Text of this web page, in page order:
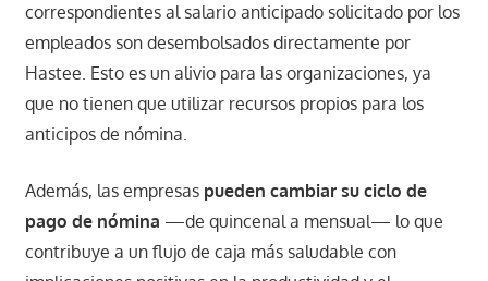
correspondientes al salario anticipado solicitado por los
empleados son desembolsados directamente por
Hastee. Esto es un alivio para las organizaciones, ya
que no tienen que utilizar recursos propios para los
anticipos de nómina.
Además, las empresas pueden cambiar su ciclo de
pago de nómina —de quincenal a mensual— lo que
contribuye a un flujo de caja más saludable con